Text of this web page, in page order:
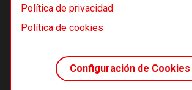
Política de privacidad
Política de cookies
Configuración de Cookies
Footer
Términos y condiciones de uso
Política de cookies
Principios editoriales